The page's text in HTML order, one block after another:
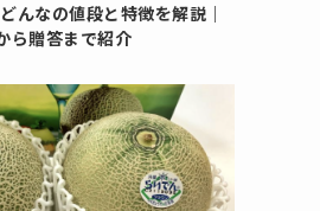
んなの値段と特徴を解説｜
ら贈答まで紹介